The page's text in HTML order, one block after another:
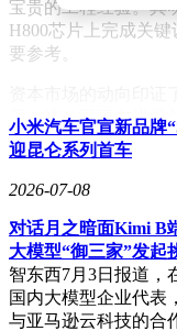
宝贵的工程经验。其
H800芯片上完成关
要参考。
示，该公司正在进行
值预计达到520-590
评，但多位投资人表
的重要因素之一。
行业分析师指出，头
选择并非要完全取代
特定场景的性能跃升
效比提升3-5倍，同
DeepSeek这类模型
小米汽车官宣新品牌
迎昆仑系列首车
2026-07-08
对话月之暗面Kimi B
大模型“御三家”发起
智东西7月3日报道，
国内大模型企业代表
与亚马逊云科技的合